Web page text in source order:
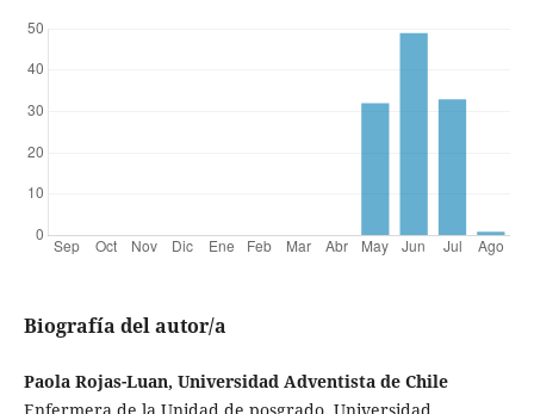
Biografía del autor/a
Paola Rojas-Luan, Universidad Adventista de Chile